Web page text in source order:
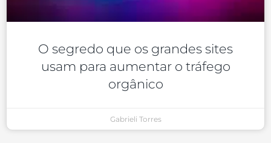
O segredo que os grandes sites
usam para aumentar o tráfego
orgânico
Gabrieli Torres